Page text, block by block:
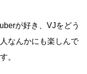
が好き、VJをどう
なんかにも楽しんで
。